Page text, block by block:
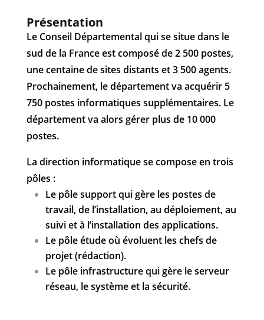
Présentation
Le Conseil Départemental qui se situe dans le
sud de la France est composé de 2 500 postes,
une centaine de sites distants et 3 500 agents.
Prochainement, le département va acquérir 5
750 postes informatiques supplémentaires. Le
département va alors gérer plus de 10 000
postes.
La direction informatique se compose en trois
pôles :
Le pôle support qui gère les postes de
travail, de l’installation, au déploiement, au
suivi et à l’installation des applications.
Le pôle étude où évoluent les chefs de
projet (rédaction).
Le pôle infrastructure qui gère le serveur
réseau, le système et la sécurité.